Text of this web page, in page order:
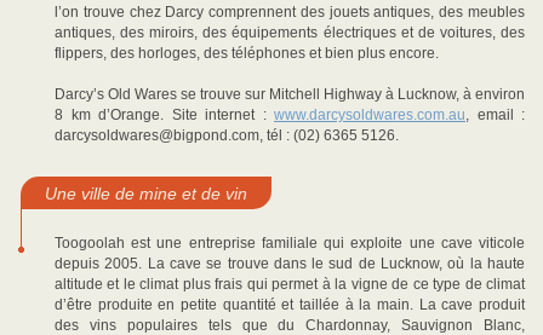
l’on trouve chez Darcy comprennent des jouets antiques, des meubles
antiques, des miroirs, des équipements électriques et de voitures, des
flippers, des horloges, des téléphones et bien plus encore.
Darcy’s Old Wares se trouve sur Mitchell Highway à Lucknow, à environ
8 km d’Orange. Site internet : www.darcysoldwares.com.au, email :
darcysoldwares@bigpond.com, tél : (02) 6365 5126.
Une ville de mine et de vin
Toogoolah est une entreprise familiale qui exploite une cave viticole
depuis 2005. La cave se trouve dans le sud de Lucknow, où la haute
altitude et le climat plus frais qui permet à la vigne de ce type de climat
d’être produite en petite quantité et taillée à la main. La cave produit
des vins populaires tels que du Chardonnay, Sauvignon Blanc,